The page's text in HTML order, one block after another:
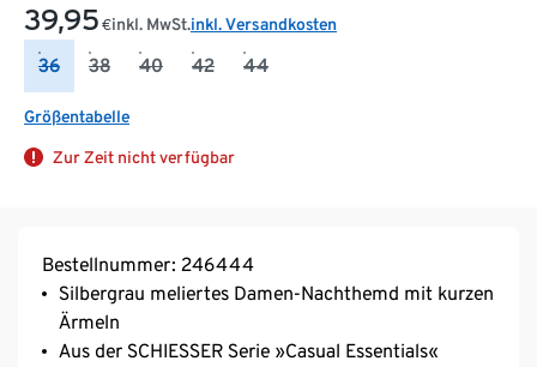
39,95 €inkl. MwSt.inkl. Versandkosten
36 38 40 42 44
Größentabelle
Zur Zeit nicht verfügbar
Bestellnummer: 246444
Silbergrau meliertes Damen-Nachthemd mit kurzen
Ärmeln
Aus der SCHIESSER Serie »Casual Essentials«